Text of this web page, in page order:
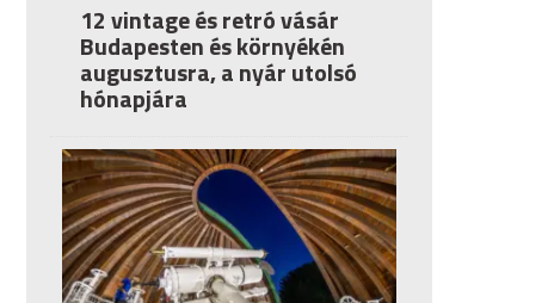
12 vintage és retró vásár
Budapesten és környékén
augusztusra, a nyár utolsó
hónapjára